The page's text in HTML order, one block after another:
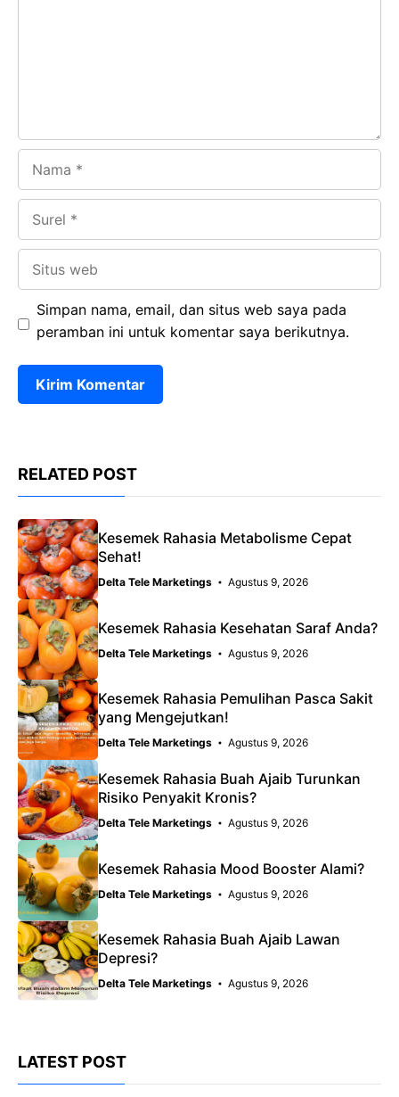
Simpan nama, email, dan situs web saya pada
peramban ini untuk komentar saya berikutnya.
RELATED POST
Kesemek Rahasia Metabolisme Cepat
Sehat!
Delta Tele Marketings Agustus 9, 2026
Kesemek Rahasia Kesehatan Saraf Anda?
Delta Tele Marketings Agustus 9, 2026
Kesemek Rahasia Pemulihan Pasca Sakit
yang Mengejutkan!
Delta Tele Marketings Agustus 9, 2026
Kesemek Rahasia Buah Ajaib Turunkan
Risiko Penyakit Kronis?
Delta Tele Marketings Agustus 9, 2026
Kesemek Rahasia Mood Booster Alami?
Delta Tele Marketings Agustus 9, 2026
Kesemek Rahasia Buah Ajaib Lawan
Depresi?
Delta Tele Marketings Agustus 9, 2026
LATEST POST